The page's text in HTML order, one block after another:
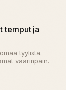
temput ja
tyylistä.
väärinpäin.